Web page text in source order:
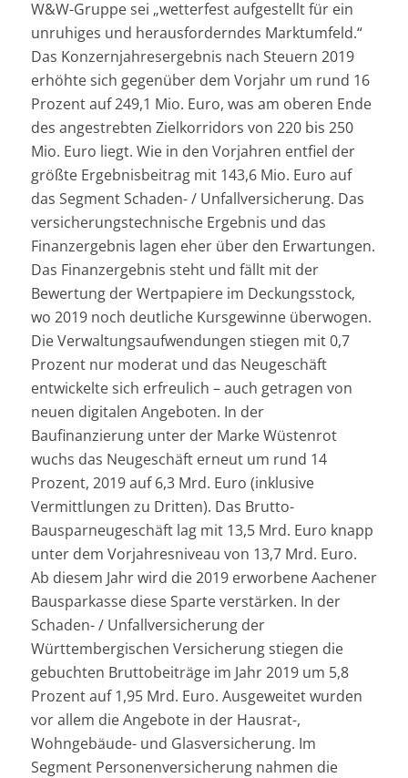
W&W-Gruppe sei „wetterfest aufgestellt für ein
unruhiges und herausforderndes Marktumfeld.“
Das Konzernjahresergebnis nach Steuern 2019
erhöhte sich gegenüber dem Vorjahr um rund 16
Prozent auf 249,1 Mio. Euro, was am oberen Ende
des angestrebten Zielkorridors von 220 bis 250
Mio. Euro liegt. Wie in den Vorjahren entfiel der
größte Ergebnisbeitrag mit 143,6 Mio. Euro auf
das Segment Schaden- / Unfallversicherung. Das
versicherungstechnische Ergebnis und das
Finanzergebnis lagen eher über den Erwartungen.
Das Finanzergebnis steht und fällt mit der
Bewertung der Wertpapiere im Deckungsstock,
wo 2019 noch deutliche Kursgewinne überwogen.
Die Verwaltungsaufwendungen stiegen mit 0,7
Prozent nur moderat und das Neugeschäft
entwickelte sich erfreulich – auch getragen von
neuen digitalen Angeboten. In der
Baufinanzierung unter der Marke Wüstenrot
wuchs das Neugeschäft erneut um rund 14
Prozent, 2019 auf 6,3 Mrd. Euro (inklusive
Vermittlungen zu Dritten). Das Brutto-
Bausparneugeschäft lag mit 13,5 Mrd. Euro knapp
unter dem Vorjahresniveau von 13,7 Mrd. Euro.
Ab diesem Jahr wird die 2019 erworbene Aachener
Bausparkasse diese Sparte verstärken. In der
Schaden- / Unfallversicherung der
Württembergischen Versicherung stiegen die
gebuchten Bruttobeiträge im Jahr 2019 um 5,8
Prozent auf 1,95 Mrd. Euro. Ausgeweitet wurden
vor allem die Angebote in der Hausrat-,
Wohngebäude- und Glasversicherung. Im
Segment Personenversicherung nahmen die